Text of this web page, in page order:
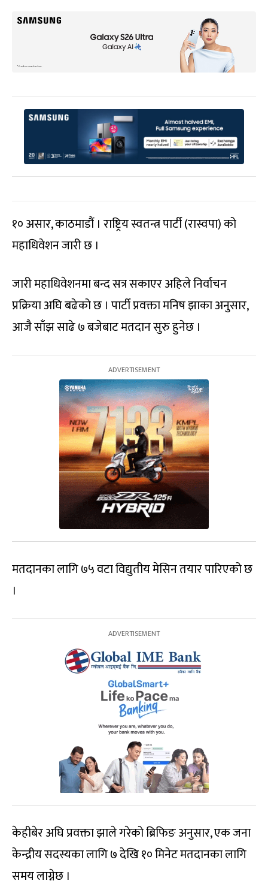
१० असार, काठमाडौं । राष्ट्रिय स्वतन्त्र पार्टी (रास्वपा) को
महाधिवेशन जारी छ ।
जारी महाधिवेशनमा बन्द सत्र सकाएर अहिले निर्वाचन
प्रक्रिया अघि बढेको छ । पार्टी प्रवक्ता मनिष झाका अनुसार,
आजै साँझ साढे ७ बजेबाट मतदान सुरु हुनेछ ।
मतदानका लागि ७५ वटा विद्युतीय मेसिन तयार पारिएको छ
।
केहीबेर अघि प्रवक्ता झाले गरेको ब्रिफिङ अनुसार, एक जना
केन्द्रीय सदस्यका लागि ७ देखि १० मिनेट मतदानका लागि
समय लाग्नेछ ।